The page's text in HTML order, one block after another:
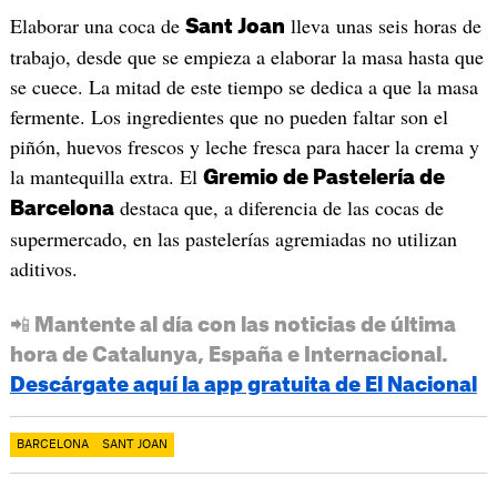
Elaborar una coca de Sant Joan lleva unas seis horas de
trabajo, desde que se empieza a elaborar la masa hasta que
se cuece. La mitad de este tiempo se dedica a que la masa
fermente. Los ingredientes que no pueden faltar son el
piñón, huevos frescos y leche fresca para hacer la crema y
la mantequilla extra. El Gremio de Pastelería de
Barcelonadestaca que, a diferencia de las cocas de
supermercado, en las pastelerías agremiadas no utilizan
aditivos.
📲 Mantente al día con las noticias de última
hora de Catalunya, España e Internacional.
Descárgate aquí la app gratuita de El Nacional
BARCELONA SANT JOAN